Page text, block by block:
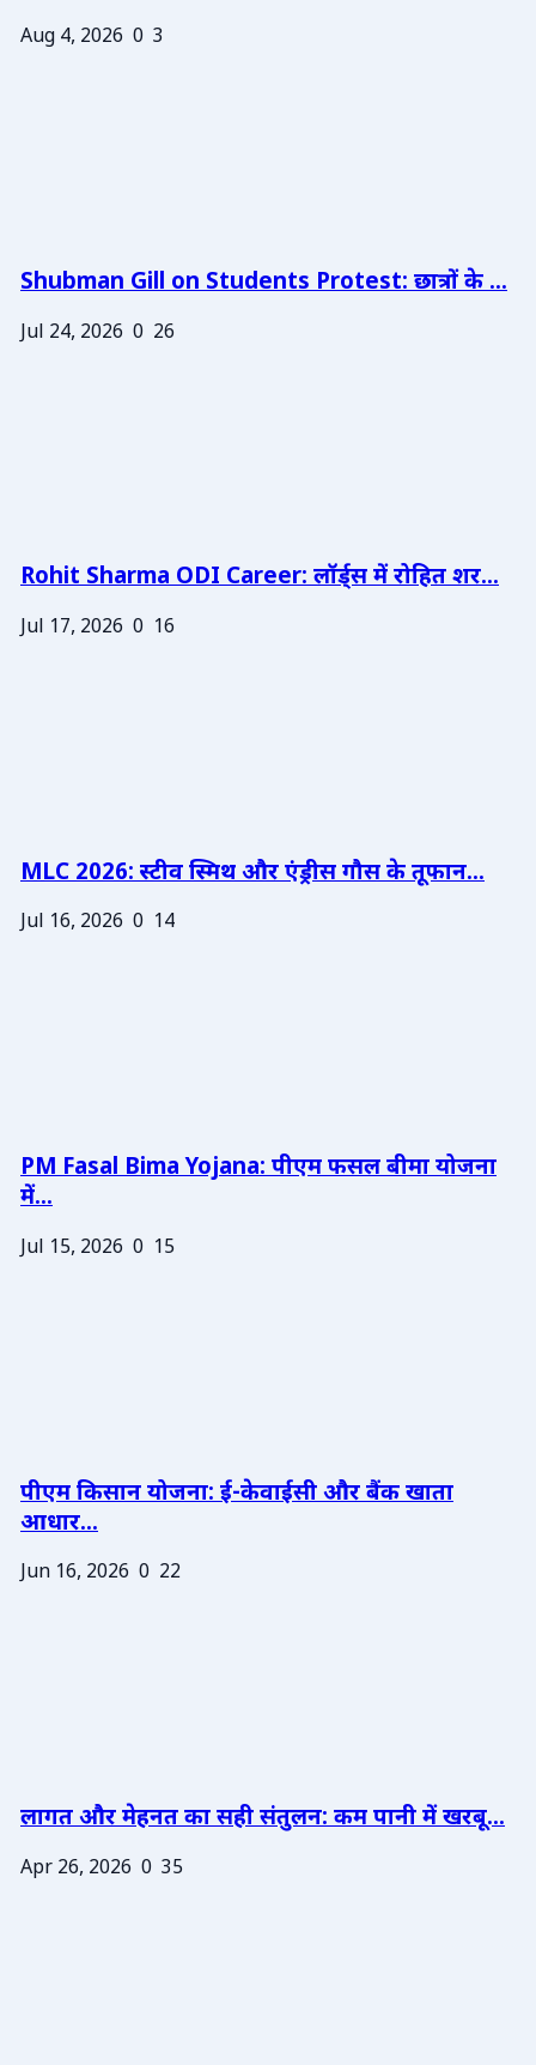
Aug 4, 2026 0 3
Shubman Gill on Students Protest: छात्रों के ...
Jul 24, 2026 0 26
Rohit Sharma ODI Career: लॉर्ड्स में रोहित शर...
Jul 17, 2026 0 16
MLC 2026: स्टीव स्मिथ और एंड्रीस गौस के तूफान...
Jul 16, 2026 0 14
PM Fasal Bima Yojana: पीएम फसल बीमा योजना
में...
Jul 15, 2026 0 15
पीएम किसान योजना: ई-केवाईसी और बैंक खाता
आधार...
Jun 16, 2026 0 22
लागत और मेहनत का सही संतुलन: कम पानी में खरबू...
Apr 26, 2026 0 35